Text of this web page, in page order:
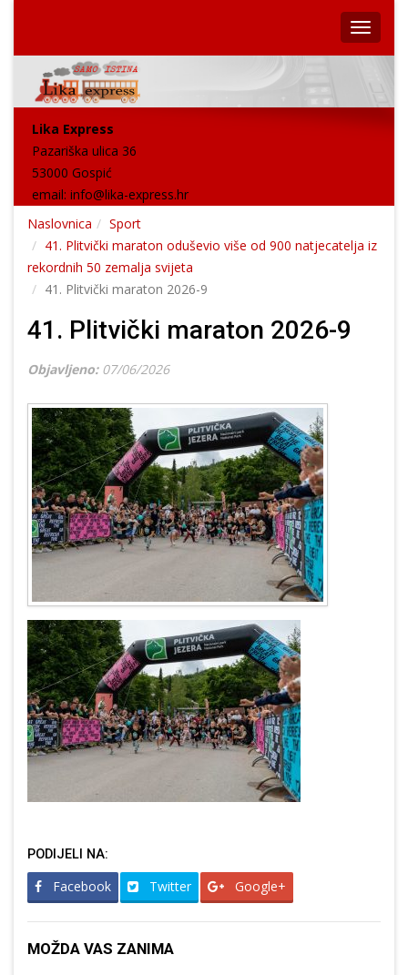
Lika Express
Pazariška ulica 36
53000 Gospić
email: info@lika-express.hr
Naslovnica
Sport
41. Plitvički maraton oduševio više od 900 natjecatelja iz
rekordnih 50 zemalja svijeta
41. Plitvički maraton 2026-9
41. Plitvički maraton 2026-9
Objavljeno: 07/06/2026
PODIJELI NA:
Facebook Twitter Google+
MOŽDA VAS ZANIMA